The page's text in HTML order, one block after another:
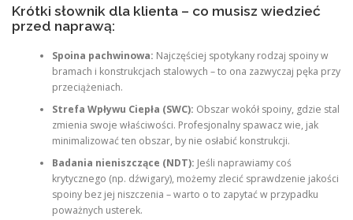
Krótki słownik dla klienta – co musisz wiedzieć
przed naprawą:
Spoina pachwinowa: Najczęściej spotykany rodzaj spoiny w
bramach i konstrukcjach stalowych – to ona zazwyczaj pęka przy
przeciążeniach.
Strefa Wpływu Ciepła (SWC): Obszar wokół spoiny, gdzie stal
zmienia swoje właściwości. Profesjonalny spawacz wie, jak
minimalizować ten obszar, by nie osłabić konstrukcji.
Badania nieniszczące (NDT): Jeśli naprawiamy coś
krytycznego (np. dźwigary), możemy zlecić sprawdzenie jakości
spoiny bez jej niszczenia – warto o to zapytać w przypadku
poważnych usterek.